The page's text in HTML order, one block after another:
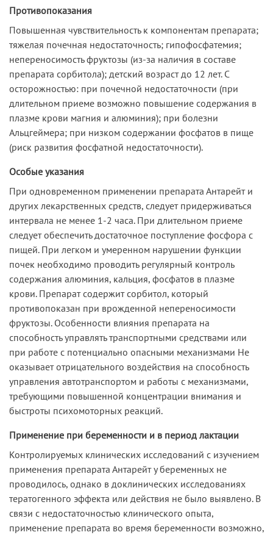
Противопоказания
Повышенная чувствительность к компонентам препарата;
тяжелая почечная недостаточность; гипофосфатемия;
непереносимость фруктозы (из-за наличия в составе
препарата сорбитола); детский возраст до 12 лет. С
осторожностью: при почечной недостаточности (при
длительном приеме возможно повышение содержания в
плазме крови магния и алюминия); при болезни
Альцгеймера; при низком содержании фосфатов в пище
(риск развития фосфатной недостаточности).
Особые указания
При одновременном применении препарата Антарейт и
других лекарственных средств, следует придерживаться
интервала не менее 1-2 часа. При длительном приеме
следует обеспечить достаточное поступление фосфора с
пищей. При легком и умеренном нарушении функции
почек необходимо проводить регулярный контроль
содержания алюминия, кальция, фосфатов в плазме
крови. Препарат содержит сорбитол, который
противопоказан при врожденной непереносимости
фруктозы. Особенности влияния препарата на
способность управлять транспортными средствами или
при работе с потенциально опасными механизмами Не
оказывает отрицательного воздействия на способность
управления автотранспортом и работы с механизмами,
требующими повышенной концентрации внимания и
быстроты психомоторных реакций.
Применение при беременности и в период лактации
Контролируемых клинических исследований с изучением
применения препарата Антарейт у беременных не
проводилось, однако в доклинических исследованиях
тератогенного эффекта или действия не было выявлено. В
связи с недостаточностью клинического опыта,
применение препарата во время беременности возможно,